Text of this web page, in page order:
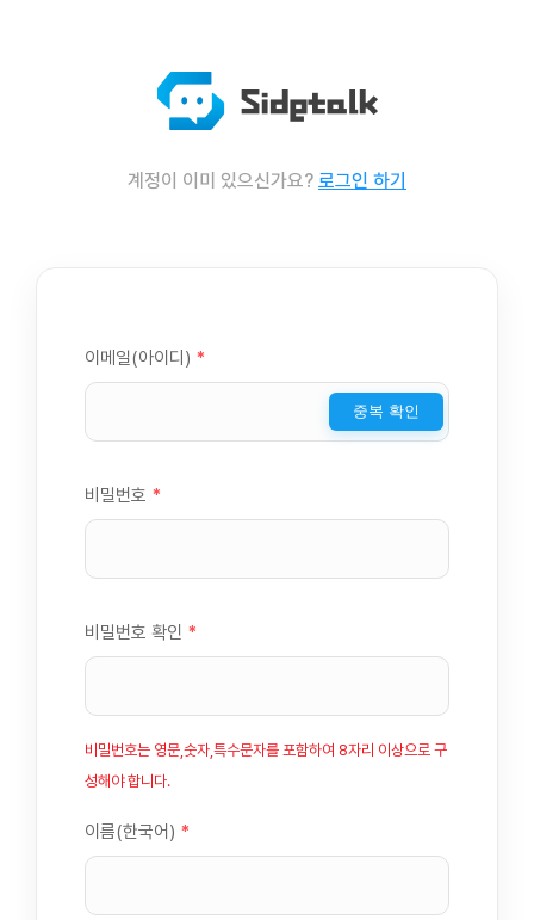
계정이 이미 있으신가요? 로그인 하기
이메일(아이디) *
중복 확인
비밀번호 *
비밀번호 확인 *
비밀번호는 영문,숫자,특수문자를 포함하여 8자리 이상으로 구
성해야 합니다.
이름(한국어) *